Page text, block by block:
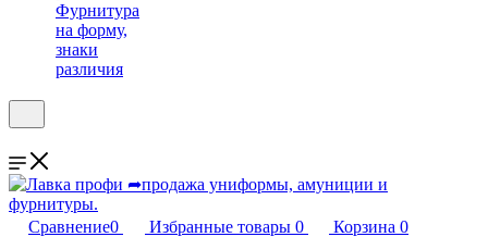
Фурнитура
на форму,
знаки
различия
Сравнение0 Избранные товары 0 Корзина 0